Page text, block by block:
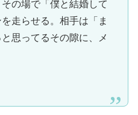
の場で「僕と結婚して
走らせる。相手は「ま
思ってるその隙に、メ